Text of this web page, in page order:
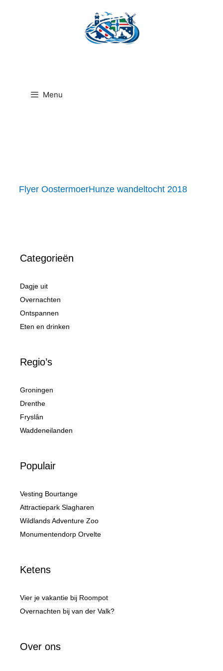
Menu
Flyer OostermoerHunze wandeltocht 2018
Categorieën
Dagje uit
Overnachten
Ontspannen
Eten en drinken
Regio’s
Groningen
Drenthe
Fryslân
Waddeneilanden
Populair
Vesting Bourtange
Attractiepark Slagharen
Wildlands Adventure Zoo
Monumentendorp Orvelte
Ketens
Vier je vakantie bij Roompot
Overnachten bij van der Valk?
Over ons